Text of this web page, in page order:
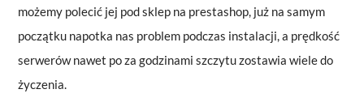
możemy polecić jej pod sklep na prestashop, już na samym
początku napotka nas problem podczas instalacji, a prędkość
serwerów nawet po za godzinami szczytu zostawia wiele do
życzenia.